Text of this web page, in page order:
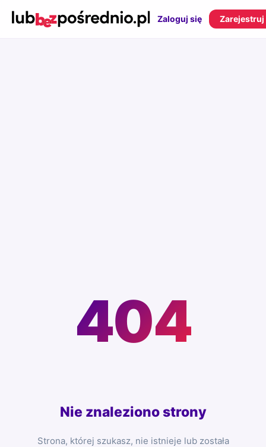
Zaloguj się Zarejestruj
404
Nie znaleziono strony
Strona, której szukasz, nie istnieje lub została